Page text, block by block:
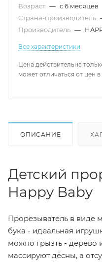
Возраст — с 6 месяцев
Страна-производитель
Производитель —
Все характеристики
Цена действительна
может отличаться от цен
ОПИСАНИЕ
Детский
Happy Baby
Прорезыватель в виде
бука - идеальная
можно грызть - дерево
массируют дёсны, а